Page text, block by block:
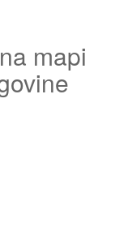
mapi